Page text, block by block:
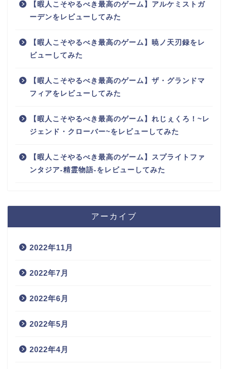
【暇人こそやるべき最高のゲーム】アルケミストガ
ーデンをレビューしてみた
【暇人こそやるべき最高のゲーム】暁ノ天刃録をレ
ビューしてみた
【暇人こそやるべき最高のゲーム】ザ・グランドマ
フィアをレビューしてみた
【暇人こそやるべき最高のゲーム】れじぇくろ！~レ
ジェンド・クローバー~をレビューしてみた
【暇人こそやるべき最高のゲーム】スプライトファ
ンタジア-精霊物語-をレビューしてみた
アーカイブ
2022年11月
2022年7月
2022年6月
2022年5月
2022年4月